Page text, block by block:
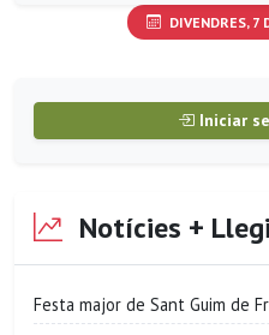
DIVENDRES, 7
Iniciar
Notícies +
Festa major de Sant Guim de